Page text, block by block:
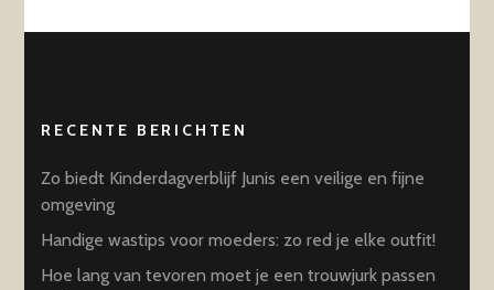
RECENTE BERICHTEN
Zo biedt Kinderdagverblijf Junis een veilige en fijne
omgeving
Handige wastips voor moeders: zo red je elke outfit!
Hoe lang van tevoren moet je een trouwjurk passen